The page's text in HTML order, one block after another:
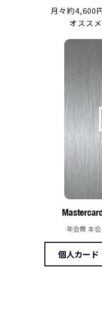
月々約4,600
オスス
年会費 本会
個人カード